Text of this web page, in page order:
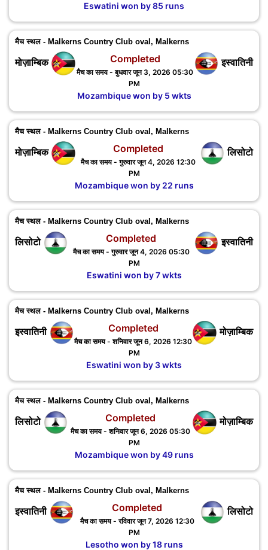
Eswatini won by 85 runs
मैच स्थल - Malkerns Country Club oval, Malkerns
मोज़ाम्बिक इस्वातिनी
Completed
मैच का समय - बुधवार जून 3, 2026 05:30
PM
Mozambique won by 5 wkts
मैच स्थल - Malkerns Country Club oval, Malkerns
मोज़ाम्बिक लिसोटो
Completed
मैच का समय - गुरुवार जून 4, 2026 12:30
PM
Mozambique won by 22 runs
मैच स्थल - Malkerns Country Club oval, Malkerns
लिसोटो इस्वातिनी
Completed
मैच का समय - गुरुवार जून 4, 2026 05:30
PM
Eswatini won by 7 wkts
मैच स्थल - Malkerns Country Club oval, Malkerns
इस्वातिनी मोज़ाम्बिक
Completed
मैच का समय - शनिवार जून 6, 2026 12:30
PM
Eswatini won by 3 wkts
मैच स्थल - Malkerns Country Club oval, Malkerns
लिसोटो मोज़ाम्बिक
Completed
मैच का समय - शनिवार जून 6, 2026 05:30
PM
Mozambique won by 49 runs
मैच स्थल - Malkerns Country Club oval, Malkerns
इस्वातिनी लिसोटो
Completed
मैच का समय - रविवार जून 7, 2026 12:30
PM
Lesotho won by 18 runs